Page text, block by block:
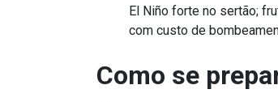
El Niño forte no sertão;
com custo de
Como se